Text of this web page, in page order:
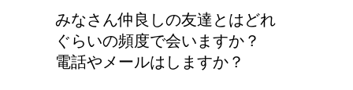
猫のゴロゴロ音、急に言
わなくなった理由は何？
みなさん仲良しの友達とはどれ
ぐらいの頻度で会いますか？
電話やメールはしますか？